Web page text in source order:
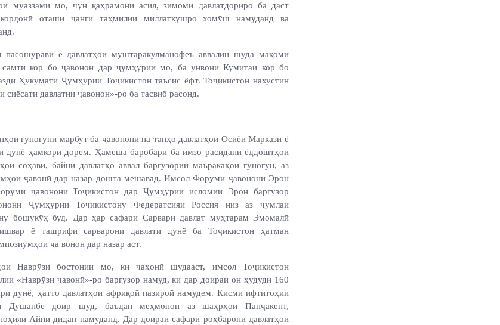
муаззами мо, чун қаҳрамони асил, зимоми давлатдориро ба даст
оташи ҷанги таҳмилии миллаткушро хомӯш намуданд ва
пасошуравӣ ё давлатҳои муштаракулманофеъ аввалин шуда мақоми
самти кор бо ҷавонон дар ҷумҳурии мо, ба унвони Кумитаи кор бо
Ҳукумати Ҷумҳурии Тоҷикистон таъсис ёфт. Тоҷикистон нахустин
давлатии ҷавонон»-ро ба тасвиб расонд.
гуногуни марбут ба ҷавонони на танҳо давлатҳои Осиёи Марказӣ ё
ҳамкорӣ дорем. Ҳамеша баробари ба имзо расидани ёддоштҳои
соҳавӣ, байни давлатҳо аввал баргузории маъракаҳои гуногун, аз
ҷавонӣ дар назар дошта мешавад. Имсол Форуми ҷавонони Эрон
ҷавонони Тоҷикистон дар Ҷумҳурии исломии Эрон баргузор
Ҷумҳурии Тоҷикистону Федератсияи Россия низ аз ҷумлаи
бошукӯҳ буд. Дар ҳар сафари Сарвари давлат муҳтарам Эмомалӣ
ё ташрифи сарварони давлати дунё ба Тоҷикистон ҳатман
ҷа вонон дар назар аст.
Наврӯзи бостонии мо, ки ҷаҳонӣ шудааст, имсол Тоҷикистон
«Наврӯзи ҷавонӣ»-ро баргузор намуд, ки дар доираи он ҳудуди 160
дунё, ҳатто давлатҳои африқоӣ пазироӣ намудем. Қисми ифтитоҳии
Душанбе доир шуд, баъдан меҳмонон аз шаҳрҳои Панҷакент,
Айнӣ дидан намуданд. Дар доираи сафари роҳбарони давлатҳои